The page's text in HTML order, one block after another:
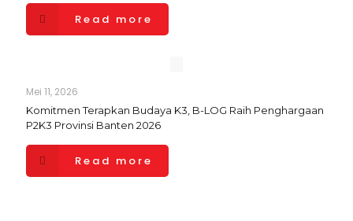
Read more
Mei 11, 2026
Komitmen Terapkan Budaya K3, B-LOG Raih Penghargaan
P2K3 Provinsi Banten 2026
Read more